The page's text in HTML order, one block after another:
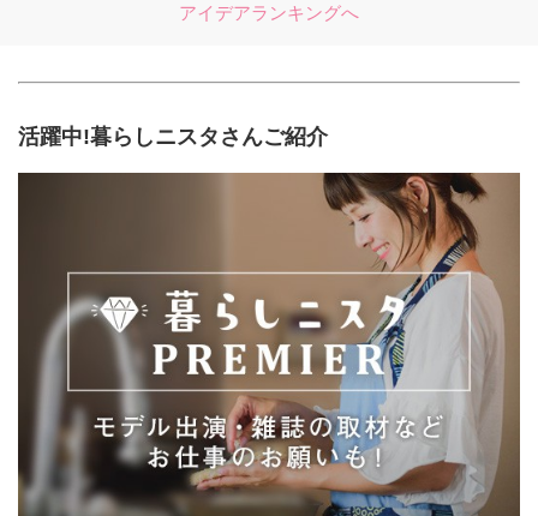
アイデアランキングへ
活躍中!暮らしニスタさんご紹介